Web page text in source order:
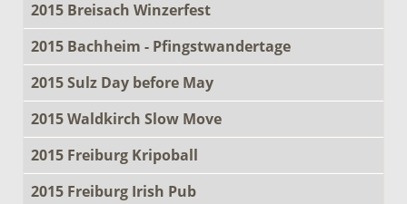
2015 Breisach Winzerfest
2015 Bachheim - Pfingstwandertage
2015 Sulz Day before May
2015 Waldkirch Slow Move
2015 Freiburg Kripoball
2015 Freiburg Irish Pub